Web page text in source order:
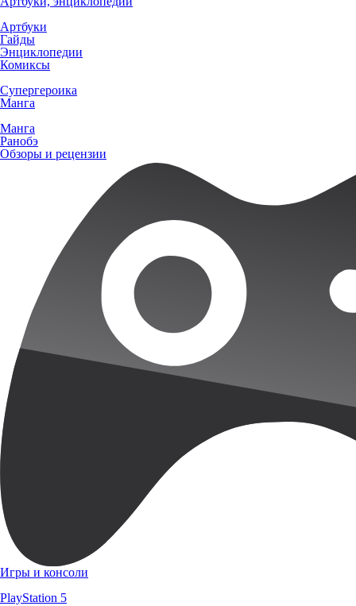
Артбуки
Гайды
Энциклопедии
Комиксы
Супергероика
Манга
Манга
Ранобэ
Обзоры и рецензии
Игры и консоли
PlayStation 5